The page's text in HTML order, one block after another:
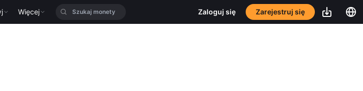
Więcej Zaloguj się Zarejestruj się